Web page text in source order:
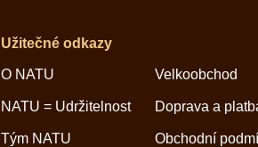
Užitečné odkazy
O NATU
NATU = Udržitelnost
Tým NATU
Velkoobchod
Doprava a
Obchodní